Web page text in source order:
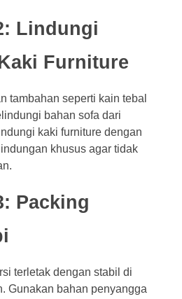
Lindungi
Furniture
tambahan seperti kain tebal
bahan sofa dari
kaki furniture dengan
khusus agar tidak
Packing
terletak dengan stabil di
Gunakan bahan penyangga